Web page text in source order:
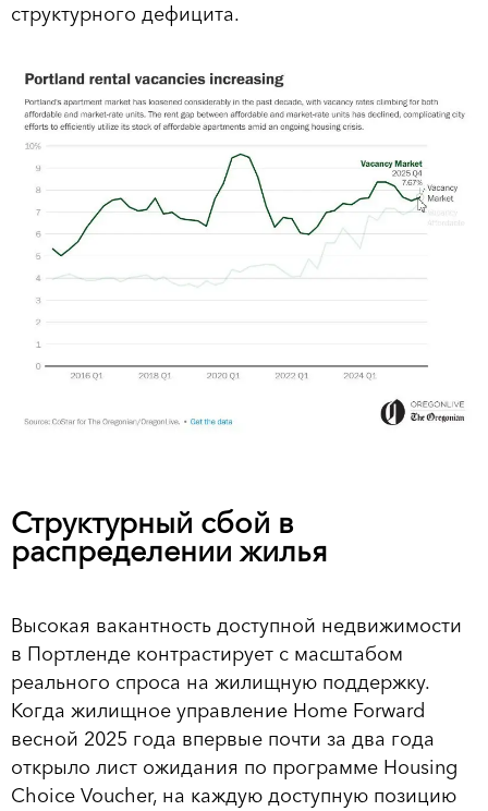
структурного дефицита.
Структурный сбой в
распределении жилья
Высокая вакантность доступной недвижимости
в Портленде контрастирует с масштабом
реального спроса на жилищную поддержку.
Когда жилищное управление Home Forward
весной 2025 года впервые почти за два года
открыло лист ожидания по программе Housing
Choice Voucher, на каждую доступную позицию